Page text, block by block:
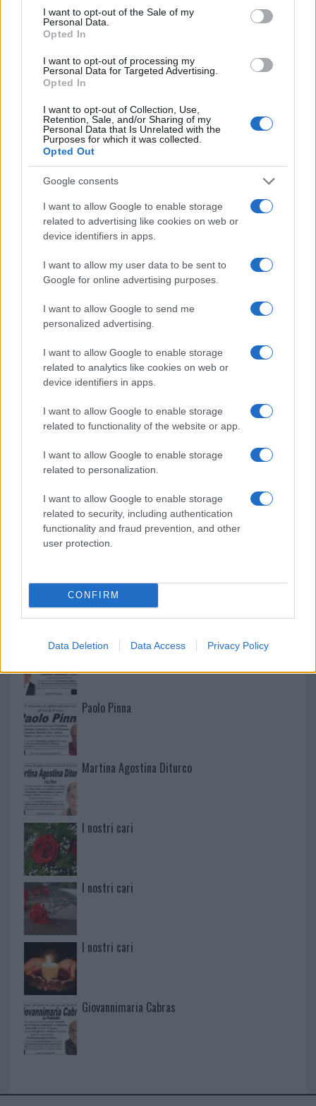
consent section.
I want to opt-out of the Sale of my
Personal Data.
Opted In
I want to opt-out of processing my
Personal Data for Targeted Advertising.
Opted In
I want to opt-out of Collection, Use,
Retention, Sale, and/or Sharing of my
Personal Data that Is Unrelated with the
Purposes for which it was collected.
Opted Out
Google consents
I want to allow Google to enable storage
related to advertising like cookies on web or
device identifiers in apps.
I want to allow my user data to be sent to
Google for online advertising purposes.
I want to allow Google to send me
personalized advertising.
I want to allow Google to enable storage
related to analytics like cookies on web or
device identifiers in apps.
I want to allow Google to enable storage
related to functionality of the website or app.
I want to allow Google to enable storage
related to personalization.
I want to allow Google to enable storage
related to security, including authentication
functionality and fraud prevention, and other
user protection.
CONFIRM
Data Deletion Data Access Privacy Policy
k p
Arzachena
Incidente a Baia Sardinia, scontro tra auto e
moto: un ferito
Olbia, le previsioni meteo per lunedì 10 agosto
2026
Le ultime offerte di lavoro a Olbia e in Gallura
Cumuli di rifiuti a Santa Teresa Gallura, la
segnalazione dei residenti
Incendi in Gallura, devastati un chiosco e due
furgoni: le indagini
Cannigione celebra la cultura gallurese con il
“Poker letterario”
NECROLOGIE
Mario Malu
Paolo Pinna
Martina Agostina Diturco
I nostri cari
I nostri cari
I nostri cari
Giovannimaria Cabras